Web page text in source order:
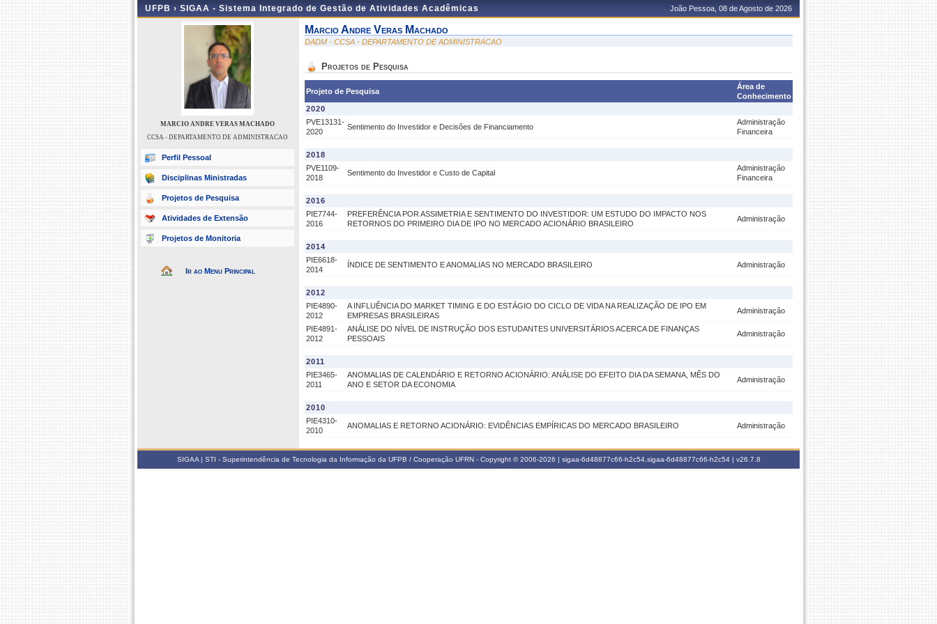
UFPB › SIGAA - Sistema Integrado de Gestão de Atividades Acadêmicas João Pessoa, 08 de Agosto de 2026
MARCIO ANDRE VERAS MACHADO
CCSA - DEPARTAMENTO DE ADMINISTRACAO
Perfil Pessoal
Disciplinas Ministradas
Projetos de Pesquisa
Atividades de Extensão
Projetos de Monitoria
Ir ao Menu Principal
Marcio Andre Veras Machado
DADM - CCSA - DEPARTAMENTO DE ADMINISTRACAO
Projetos de Pesquisa
Projeto de Pesquisa
Área de
Conhecimento
2020
PVE13131-
2020
Sentimento do Investidor e Decisões de Financiamento
Administração
Financeira
2018
PVE1109-
2018
Sentimento do Investidor e Custo de Capital
Administração
Financeira
2016
PIE7744-
2016
PREFERÊNCIA POR ASSIMETRIA E SENTIMENTO DO INVESTIDOR: UM ESTUDO DO IMPACTO NOS
RETORNOS DO PRIMEIRO DIA DE IPO NO MERCADO ACIONÁRIO BRASILEIRO
Administração
2014
PIE6618-
2014
ÍNDICE DE SENTIMENTO E ANOMALIAS NO MERCADO BRASILEIRO Administração
2012
PIE4890-
2012
A INFLUÊNCIA DO MARKET TIMING E DO ESTÁGIO DO CICLO DE VIDA NA REALIZAÇÃO DE IPO EM
EMPRESAS BRASILEIRAS
Administração
PIE4891-
2012
ANÁLISE DO NÍVEL DE INSTRUÇÃO DOS ESTUDANTES UNIVERSITÁRIOS ACERCA DE FINANÇAS
PESSOAIS
Administração
2011
PIE3465-
2011
ANOMALIAS DE CALENDÁRIO E RETORNO ACIONÁRIO: ANÁLISE DO EFEITO DIA DA SEMANA, MÊS DO
ANO E SETOR DA ECONOMIA
Administração
2010
PIE4310-
2010
ANOMALIAS E RETORNO ACIONÁRIO: EVIDÊNCIAS EMPÍRICAS DO MERCADO BRASILEIRO Administração
SIGAA | STI - Superintendência de Tecnologia da Informação da UFPB / Cooperação UFRN - Copyright © 2006-2026 | sigaa-6d48877c66-h2c54.sigaa-6d48877c66-h2c54 | v26.7.8